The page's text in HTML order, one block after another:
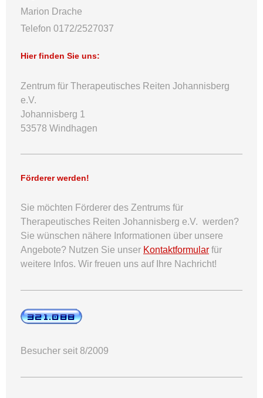
Marion Drache
Telefon 0172/2527037
Hier finden Sie uns:
Zentrum für Therapeutisches Reiten Johannisberg
e.V.
Johannisberg 1
53578 Windhagen
Förderer werden!
Sie möchten Förderer des Zentrums für
Therapeutisches Reiten Johannisberg e.V. werden?
Sie wünschen nähere Informationen über unsere
Angebote? Nutzen Sie unser Kontaktformular für
weitere Infos. Wir freuen uns auf Ihre Nachricht!
Besucher seit 8/2009